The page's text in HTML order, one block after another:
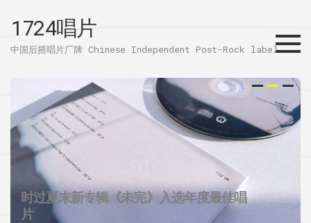
1724唱片
中国后摇唱片厂牌 Chinese Independent Post-Rock label
Menu
1724唱片的2025
时过夏末新专辑《未完》入选年度最佳唱
片
32个城市后摇群